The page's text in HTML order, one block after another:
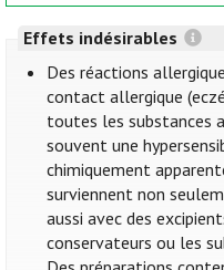
Effets indésirables
Des réactions
contact allergique
toutes les substances
souvent une
chimiquement
surviennent non
aussi avec des
conservateurs ou les